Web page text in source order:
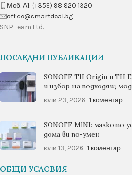
Моб. А1: (+359) 98 820 1320
оffice@smartdeal.bg
SNP Team Ltd.
ПОСЛЕДНИ ПУБЛИКАЦИИ
SONOFF TH Origin и TH
и избор на подходящ
юли 23, 2026 1 коментар
SONOFF MINI: малкото
дома ви по-умен
юли 13, 2026 1 коментар
ОБЩИ УСЛОВИЯ